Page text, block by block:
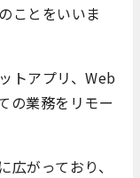
のことをいいま
トアプリ、Web
の業務をリモー
がっており、